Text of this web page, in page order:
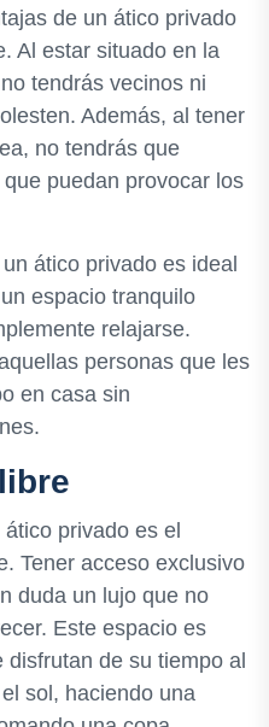
de un ático privado
Al estar situado en la
tendrás vecinos ni
Además, al tener
no tendrás que
puedan provocar los
ático privado es ideal
espacio tranquilo
relajarse.
personas que les
en casa sin
privado es el
Tener acceso exclusivo
duda un lujo que no
Este espacio es
de su tiempo al
sol, haciendo una